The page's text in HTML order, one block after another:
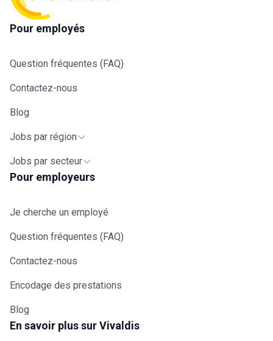
Pour employés
Question fréquentes (FAQ)
Contactez-nous
Blog
Jobs par région
Jobs par secteur
Pour employeurs
Je cherche un employé
Question fréquentes (FAQ)
Contactez-nous
Encodage des prestations
Blog
En savoir plus sur Vivaldis